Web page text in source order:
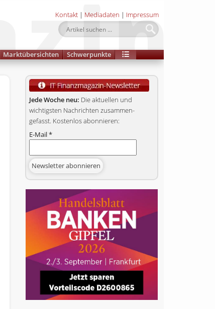
Kontakt | Mediadaten | Impressum
Marktübersichten Schwerpunkte
Jede Woche neu: Die aktuellen und
wichtigsten Nachrichten zusammen­
gefasst. Kostenlos abonnieren:
E-Mail*